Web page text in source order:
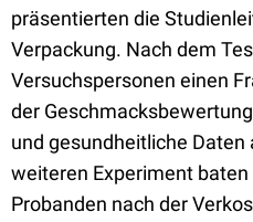
präsentierten die
Verpackung. Nach dem
Versuchspersonen einen
der
und gesundheitliche
weiteren Experiment
Probanden nach der